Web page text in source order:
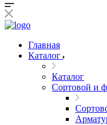
Главная
Каталог
Каталог
Сортовой и